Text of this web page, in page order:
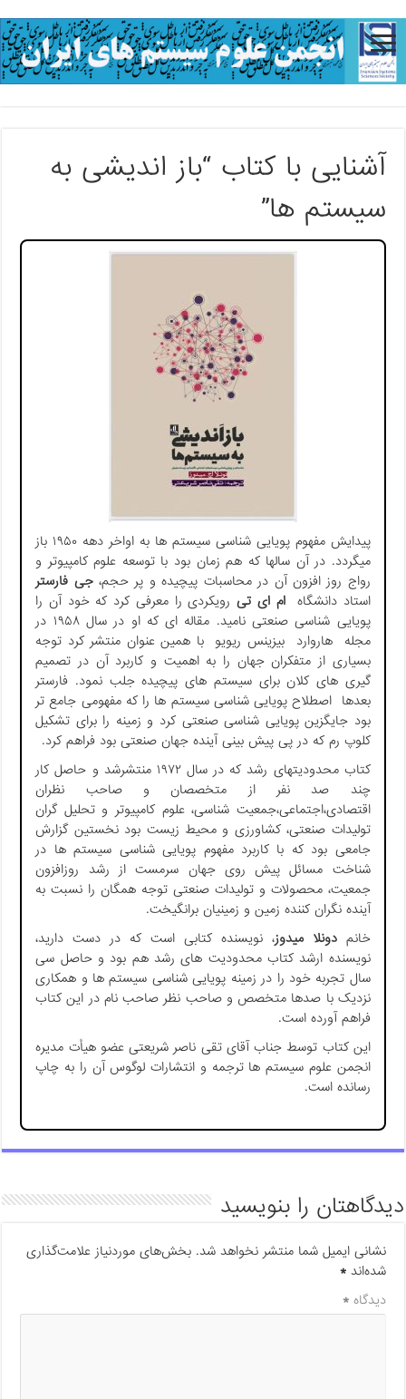
آشنایی با کتاب “باز اندیشی به
سیستم ها”
پیدایش مفهوم پویایی شناسی سیستم ها به اواخر دهه ۱۹۵۰ باز
می­گردد. در آن سال­ها که هم زمان بود با توسعه علوم کامپیوتر و
رواج روز افزون آن در محاسبات پیچیده و پر حجم،جی فارستر
استاد دانشگاهام ای تیرویکردی را معرفی کرد که خود آن را
پویایی شناسی صنعتی نامید. مقاله ای که او در سال ۱۹۵۸ در
مجله هاروارد بیزینس ریویو با همین عنوان منتشر کرد توجه
بسیاری از متفکران جهان را به اهمیت و کاربرد آن در تصمیم
گیری های کلان برای سیستم های پیچیده جلب نمود. فارستر
بعدها اصطلاح پویایی شناسی سیستم ها را که مفهومی جامع تر
بود جایگزین پویایی شناسی صنعتی کرد و زمینه را برای تشکیل
کلوپ رم که در پی پیش بینی آینده جهان صنعتی بود فراهم کرد.
کتاب محدودیت­های رشد که در سال ۱۹۷۲ منتشرشد و حاصل کار
چند صد نفر از متخصصان و صاحب نظران
اقتصادی،اجتماعی،جمعیت شناسی، علوم کامپیوتر و تحلیل گران
تولیدات صنعتی، کشاورزی و محیط زیست بود نخستین گزارش
جامعی بود که با کاربرد مفهوم پویایی شناسی سیستم ها در
شناخت مسائل پیش روی جهان سرمست از رشد روزافزون
جمعیت، محصولات و تولیدات صنعتی توجه همگان را نسبت به
آینده نگران کننده زمین و زمینیان برانگیخت.
خانمدونلا میدوز، نویسنده کتابی است که در دست دارید،
نویسنده ارشد کتاب محدودیت های رشد هم بود و حاصل سی
سال تجربه خود را در زمینه پویایی شناسی سیستم ها و همکاری
نزدیک با صدها متخصص و صاحب نظر صاحب نام در این کتاب
فراهم آورده است.
این کتاب توسط جناب آقای تقی ناصر شریعتی عضو هیأت مدیره
انجمن علوم سیستم ها ترجمه و انتشارات لوگوس آن را به چاپ
رسانده است.
دیدگاهتان را بنویسید
نشانی ایمیل شما منتشر نخواهد شد. بخش‌های موردنیاز علامت‌گذاری
شده‌اند*
دیدگاه*